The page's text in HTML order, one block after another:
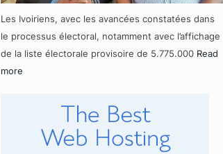
Les Ivoiriens, avec les avancées constatées dans
le processus électoral, notamment avec l’affichage
de la liste électorale provisoire de 5.775.000 Read
more